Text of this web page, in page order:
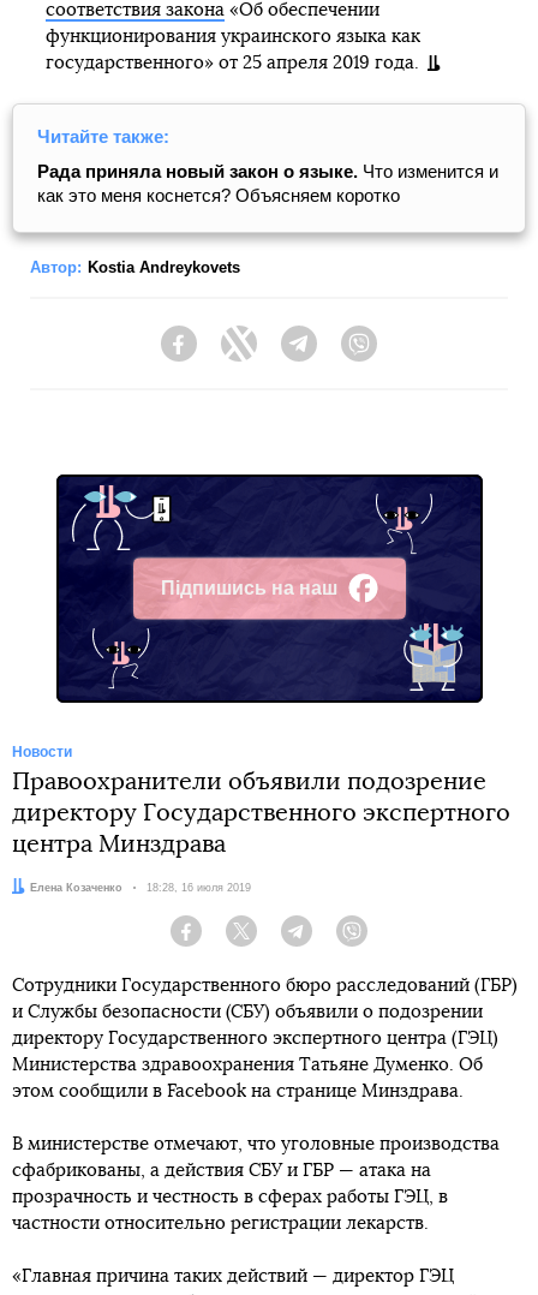
соответствия закона«Об обеспечении
функционирования украинского языка как
государственного» от 25 апреля 2019 года.
Читайте также:
Рада приняла новый закон о языке. Что изменится и
как это меня коснется? Объясняем коротко
Автор: Kostia Andreykovets
FacebookTwitter Telegram
Підпишись на наш
Facebook
Новости
Правоохранители объявили подозрение
директору Государственного экспертного
центра Минздрава
Автор:Елена Козаченко Дата:
18:28, 16 июля 2019
Facebook Twitter Telegram
Сотрудники Государственного бюро расследований (ГБР)
и Службы безопасности (СБУ) объявили о подозрении
директору Государственного экспертного центра (ГЭЦ)
Министерства здравоохранения Татьяне Думенко. Об
этом сообщили в Facebook на странице Минздрава.
В министерстве отмечают, что уголовные производства
сфабрикованы, а действия СБУ и ГБР — атака на
прозрачность и честность в сферах работы ГЭЦ, в
частности относительно регистрации лекарств.
«Главная причина таких действий — директор ГЭЦ